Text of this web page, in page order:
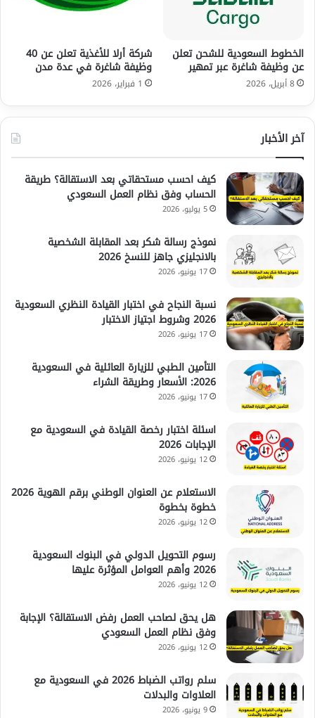
الخطوط السعودية للشحن تعلن
عن وظيفة شاغرة عبر تمهير
8 أبريل، 2026
شركة أرلا للأغذية تعلن عن 40
وظيفة شاغرة في عدة مدن
1 فبراير، 2026
آخر الأخبار
كيف احسب مستحقاتي بعد الاستقالة؟ طريقة
الحساب وفق نظام العمل السعودي
5 يوليو، 2026
نموذج رسالة شكر بعد المقابلة الشخصية
بالانجليزي جاهز للنسخ 2026
17 يونيو، 2026
نسبة النجاح في اختبار القيادة النظري السعودية
2026 وشروط اجتياز الاختبار
17 يونيو، 2026
التأمين الطبي للزيارة العائلية في السعودية
2026: الأسعار وطريقة الشراء
17 يونيو، 2026
اسئلة اختبار رخصة القيادة في السعودية مع
الإجابات 2026
12 يونيو، 2026
الاستعلام عن العنوان الوطني برقم الهوية 2026
خطوة بخطوة
12 يونيو، 2026
رسوم التحويل الدولي في البنوك السعودية
2026 وأهم العوامل المؤثرة عليها
12 يونيو، 2026
هل يحق لصاحب العمل رفض الاستقالة؟ الإجابة
وفق نظام العمل السعودي
12 يونيو، 2026
سلم رواتب الضباط 2026 في السعودية مع
العلاوات والبدلات
9 يونيو، 2026